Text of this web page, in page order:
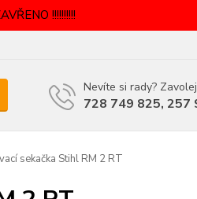
!!!!!!!!!!
Nevíte si rady?
728 749 825, 257
sekačka Stihl RM 2 RT